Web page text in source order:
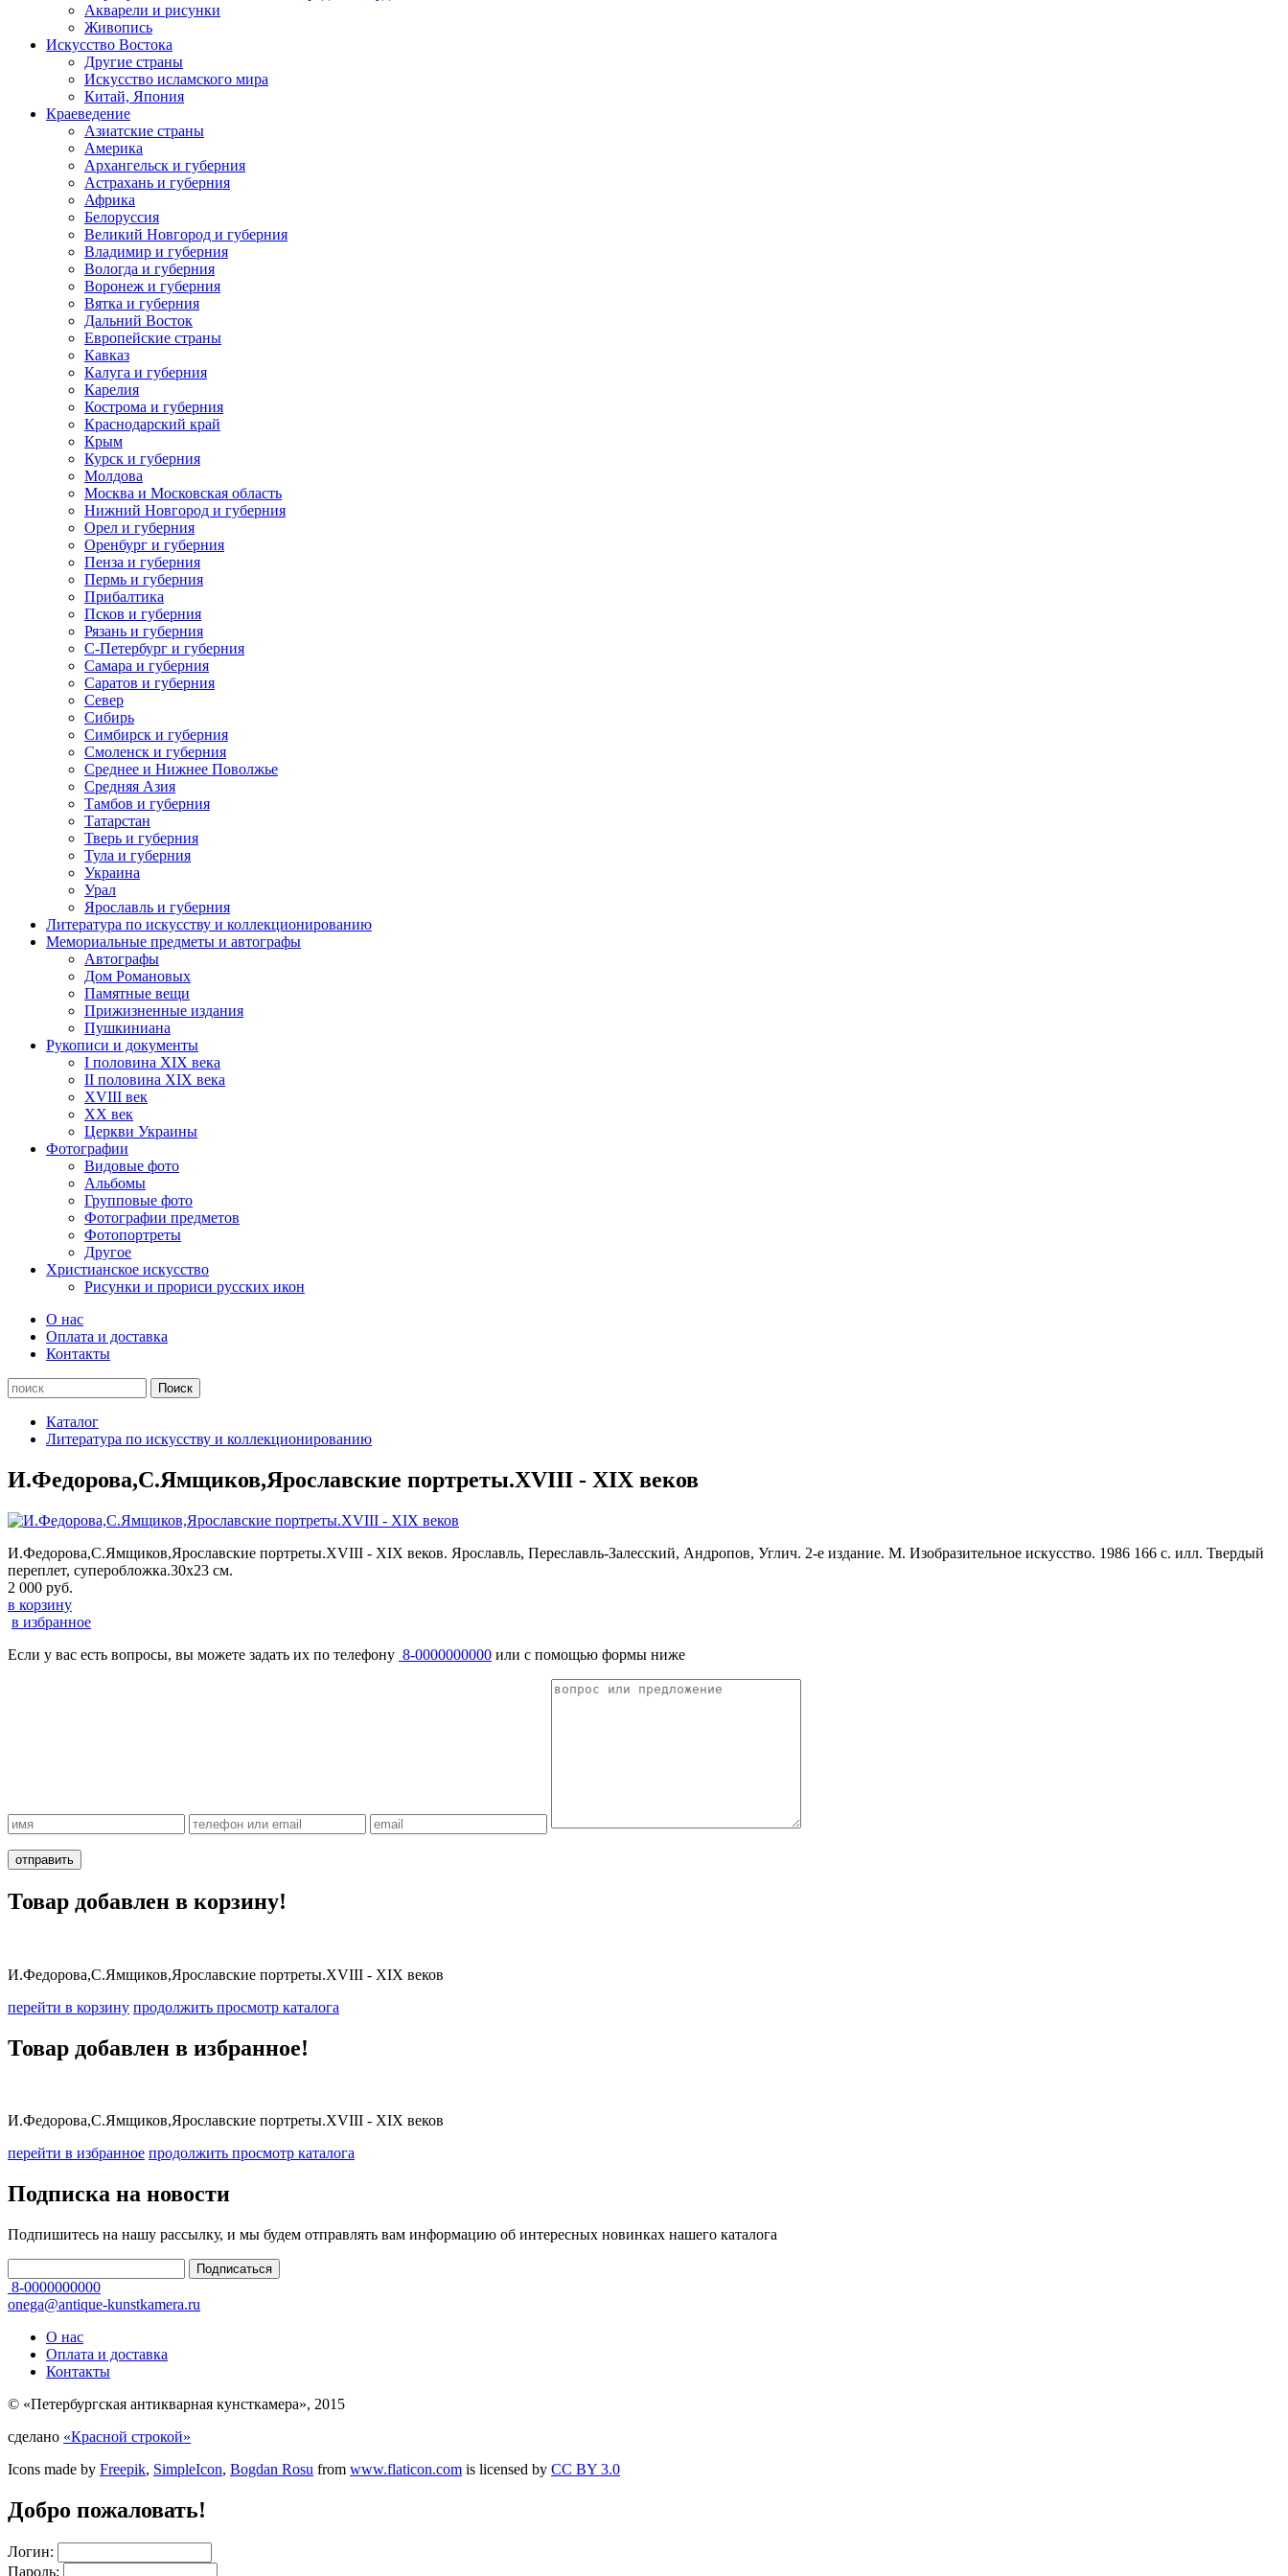
Акварели и рисунки
Живопись
Искусство Востока
Другие страны
Искусство исламского мира
Китай, Япония
Краеведение
Азиатские страны
Америка
Архангельск и губерния
Астрахань и губерния
Африка
Белоруссия
Великий Новгород и губерния
Владимир и губерния
Вологда и губерния
Воронеж и губерния
Вятка и губерния
Дальний Восток
Европейские страны
Кавказ
Калуга и губерния
Карелия
Кострома и губерния
Краснодарский край
Крым
Курск и губерния
Молдова
Москва и Московская область
Нижний Новгород и губерния
Орел и губерния
Оренбург и губерния
Пенза и губерния
Пермь и губерния
Прибалтика
Псков и губерния
Рязань и губерния
С-Петербург и губерния
Самара и губерния
Саратов и губерния
Север
Сибирь
Симбирск и губерния
Смоленск и губерния
Среднее и Нижнее Поволжье
Средняя Азия
Тамбов и губерния
Татарстан
Тверь и губерния
Тула и губерния
Украина
Урал
Ярославль и губерния
Литература по искусству и коллекционированию
Мемориальные предметы и автографы
Автографы
Дом Романовых
Памятные вещи
Прижизненные издания
Пушкиниана
Рукописи и документы
I половина XIX века
II половина XIX века
XVIII век
ХХ век
Церкви Украины
Фотографии
Видовые фото
Альбомы
Групповые фото
Фотографии предметов
Фотопортреты
Другое
Христианское искусство
Рисунки и прориси русских икон
О нас
Оплата и доставка
Контакты
Каталог
Литература по искусству и коллекционированию
И.Федорова,C.Ямщиков,Ярославские портреты.XVIII - XIX веков
И.Федорова,C.Ямщиков,Ярославские портреты.XVIII - XIX веков. Ярославль, Переславль-Залесский, Андропов, Углич. 2-е издание. М. Изобразительное искусство. 1986 166 с. илл. Твердый
переплет, суперобложка.30х23 см.
2 000 руб.
в корзину
в избранное
Если у вас есть вопросы, вы можете задать их по телефону 8-0000000000 или с помощью формы ниже
Товар добавлен в корзину!
И.Федорова,C.Ямщиков,Ярославские портреты.XVIII - XIX веков
перейти в корзину продолжить просмотр каталога
Товар добавлен в избранное!
И.Федорова,C.Ямщиков,Ярославские портреты.XVIII - XIX веков
перейти в избранное продолжить просмотр каталога
Подписка на новости
Подпишитесь на нашу рассылку, и мы будем отправлять вам информацию об интересных новинках нашего каталога
8-0000000000
onega@antique-kunstkamera.ru
О нас
Оплата и доставка
Контакты
© «Петербургская антикварная кунсткамера», 2015
сделано «Красной строкой»
Icons made by Freepik, SimpleIcon, Bogdan Rosu from www.flaticon.com is licensed by CC BY 3.0
Добро пожаловать!
Логин:
Пароль: